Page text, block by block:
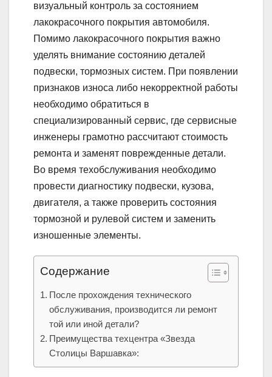
визуальный контроль за состоянием
лакокрасочного покрытия автомобиля.
Помимо лакокрасочного покрытия важно
уделять внимание состоянию деталей
подвески, тормозных систем. При появлении
признаков износа либо некорректной работы
необходимо обратиться в
специализированный сервис, где сервисные
инженеры грамотно рассчитают стоимость
ремонта и заменят поврежденные детали.
Во время техобслуживания необходимо
провести диагностику подвески, кузова,
двигателя, а также проверить состояния
тормозной и рулевой систем и заменить
изношенные элементы.
Содержание
После прохождения технического
обслуживания, производится ли ремонт
той или иной детали?
Преимущества техцентра «Звезда
Столицы Варшавка»: